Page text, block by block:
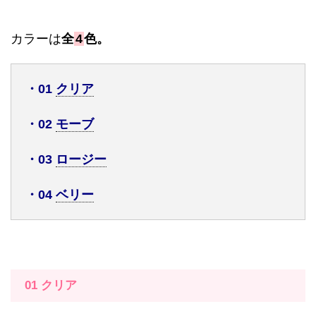
カラーは全4色。
・ 01 クリア
・ 02 モーブ
・ 03 ロージー
・ 04 ベリー
01 クリア